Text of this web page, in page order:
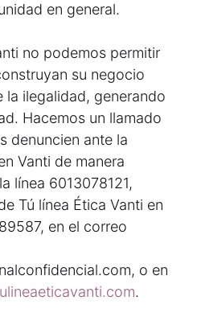
en general.
no podemos permitir
su negocio
la ilegalidad, generando
Hacemos un llamado
denuncien ante la
Vanti de manera
línea 6013078121,
Tú línea Ética Vanti en
en el correo
o en
.